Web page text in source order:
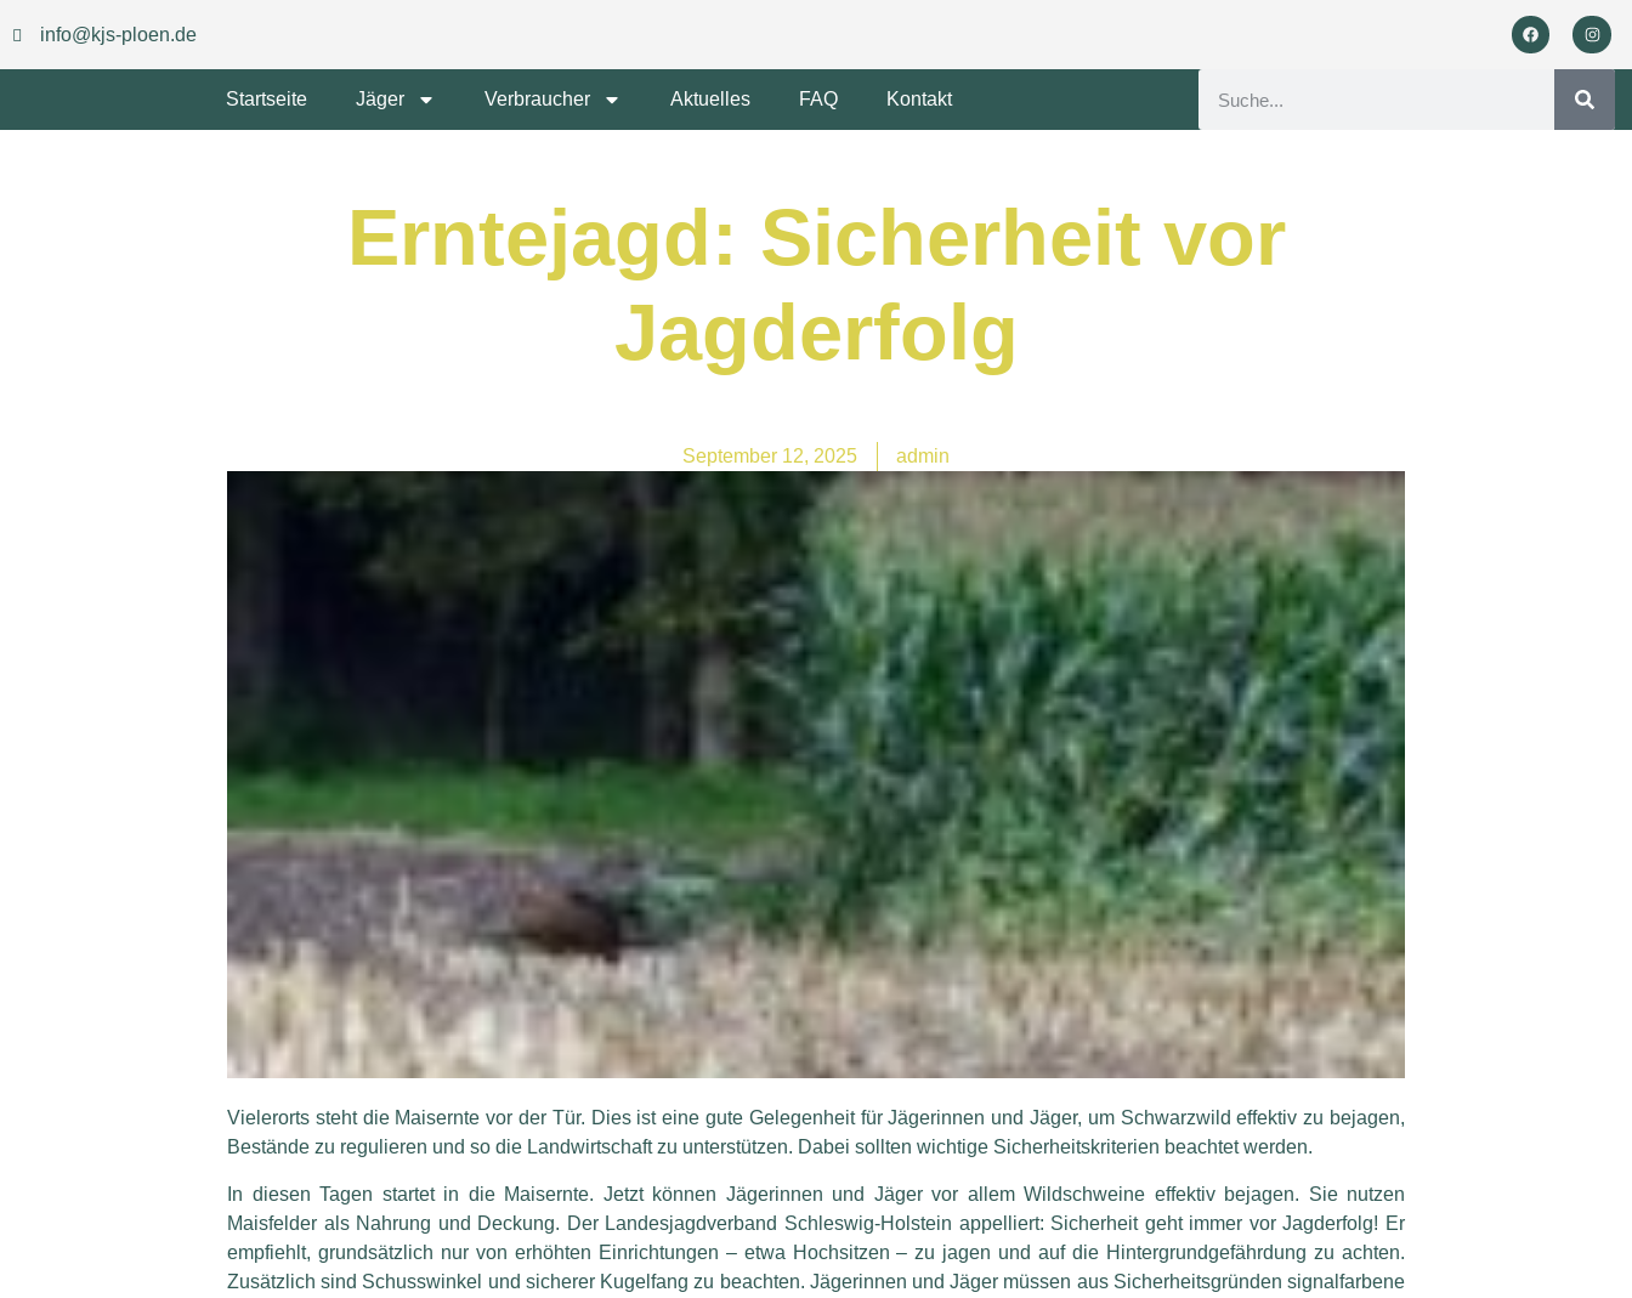
info@kjs-ploen.de
Startseite Jäger Verbraucher Aktuelles FAQ Kontakt
Erntejagd: Sicherheit vor
Jagderfolg
September 12, 2025 admin
Vielerorts steht die Maisernte vor der Tür. Dies ist eine gute Gelegenheit für Jägerinnen und Jäger, um Schwarzwild effektiv zu bejagen,
Bestände zu regulieren und so die Landwirtschaft zu unterstützen. Dabei sollten wichtige Sicherheitskriterien beachtet werden.
In diesen Tagen startet in die Maisernte. Jetzt können Jägerinnen und Jäger vor allem Wildschweine effektiv bejagen. Sie nutzen
Maisfelder als Nahrung und Deckung. Der Landesjagdverband Schleswig-Holstein appelliert: Sicherheit geht immer vor Jagderfolg! Er
empfiehlt, grundsätzlich nur von erhöhten Einrichtungen – etwa Hochsitzen – zu jagen und auf die Hintergrundgefährdung zu achten.
Zusätzlich sind Schusswinkel und sicherer Kugelfang zu beachten. Jägerinnen und Jäger müssen aus Sicherheitsgründen signalfarbene